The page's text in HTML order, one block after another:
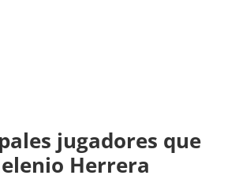
jugadores que
Herrera